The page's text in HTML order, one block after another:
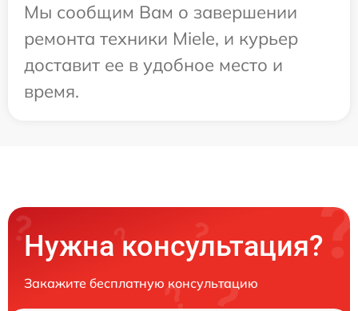
Мы сообщим Вам о завершении
ремонта техники Miele, и курьер
доставит ее в удобное место и
время.
Нужна консультация?
Закажите бесплатную консультацию